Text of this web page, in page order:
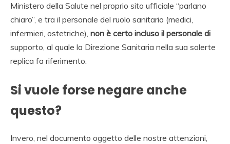
Ministero della Salute nel proprio sito ufficiale “parlano
chiaro”, e tra il personale del ruolo sanitario (medici,
infermieri, ostetriche), non è certo incluso il personale di
supporto, al quale la Direzione Sanitaria nella sua solerte
replica fa riferimento.
Si vuole forse negare anche
questo?
Invero, nel documento oggetto delle nostre attenzioni,